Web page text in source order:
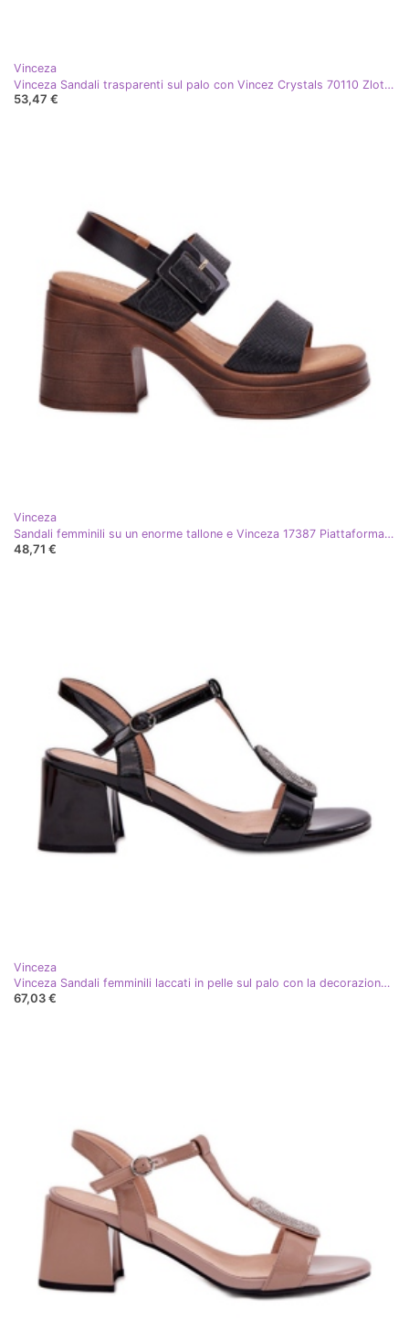
Vinceza
Vinceza Sandali trasparenti sul palo con Vincez Crystals 70110 Zlotys d'oro
53,47 €
Vinceza
Sandali femminili su un enorme tallone e Vinceza 17387 Piattaforma nera nero
48,71 €
Vinceza
Vinceza Sandali femminili laccati in pelle sul palo con la decorazione di Vincez 91134 Black nero
67,03 €